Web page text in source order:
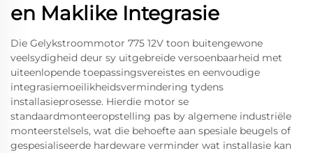
en Maklike Integrasie
Die Gelykstroommotor 775 12V toon buitengewone
veelsydigheid deur sy uitgebreide versoenbaarheid met
uiteenlopende toepassingsvereistes en eenvoudige
integrasiemoeilikheidsvermindering tydens
installasieprosesse. Hierdie motor se
standaardmonteeropstelling pas by algemene industriële
monteerstelsels, wat die behoefte aan spesiale beugels of
gespesialiseerde hardeware verminder wat installasie kan